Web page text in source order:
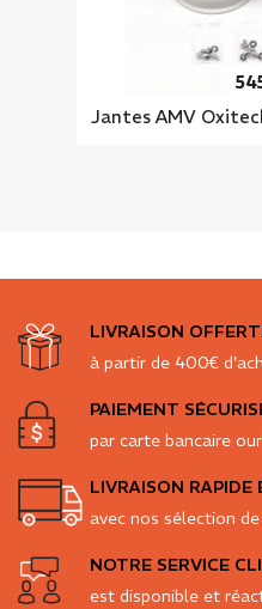
Jantes AMV
LIVRAISON
à partir de 400€
PAIEMENT
par carte bancaire
LIVRAISON RAPIDE
avec nos sélection
NOTRE SERVICE
est disponible et